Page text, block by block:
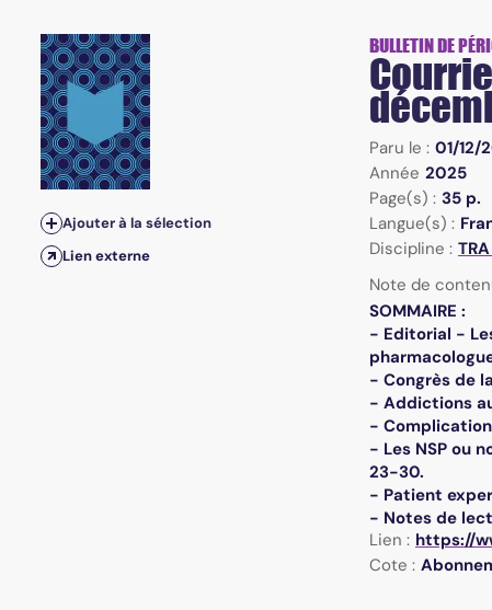
Vol.27, n°4 - Octobre-novembre-décembre 2025
Ajouter à la sélection
Lien externe
BULLETIN DE
Paru le : 01/12/
Année 2025
Page(s) : 35 p.
Langue(s) :
Discipline :
Note de
SOMMAIRE :
- Editorial -
- Congrès de
- Addictions
-
- Les NSP ou
23-30.
- Patient
- Notes de
Lien : https://
Cote :